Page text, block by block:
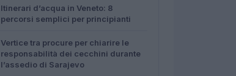
Itinerari d’acqua in Veneto: 8
percorsi semplici per principianti
Vertice tra procure per chiarire le
responsabilità dei cecchini durante
l’assedio di Sarajevo